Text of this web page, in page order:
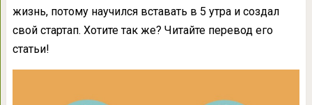
жизнь, потому научился вставать в 5 утра и создал
свой стартап. Хотите так же? Читайте перевод его
статьи!